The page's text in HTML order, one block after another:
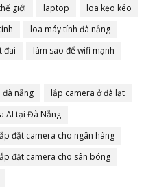
giới laptop
loa kẹo kéo
loa máy tính đà nẵng
đai
làm sao để wifi mạnh
nẵng
lắp camera ở đà lạt
AI tại Đà Nẵng
đặt camera cho ngân hàng
đặt camera cho sân bóng